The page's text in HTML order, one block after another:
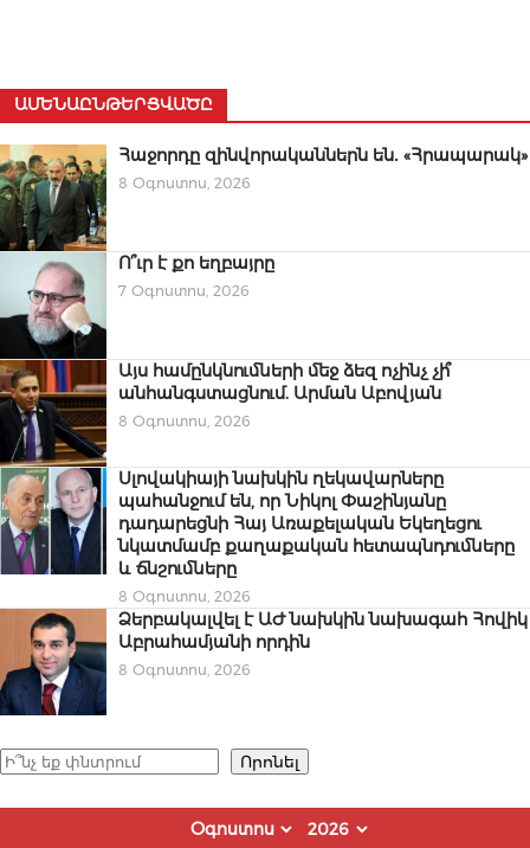
ԱՄԵՆԱԸՆԹԵՐՑՎԱԾԸ
Հաջորդը զինվորականներն են․ «Հրապարակ»
8 Օգոստոս, 2026
Ո՞ւր է քո եղբայրը
7 Օգոստոս, 2026
Այս համընկնումների մեջ ձեզ ոչինչ չի՞
անհանգստացնում. Արման Աբովյան
8 Օգոստոս, 2026
Սլովակիայի նախկին ղեկավարները
պահանջում են, որ Նիկոլ Փաշինյանը
դադարեցնի Հայ Առաքելական Եկեղեցու
նկատմամբ քաղաքական հետապնդումները
և ճնշումները
8 Օգոստոս, 2026
Ձերբակալվել է ԱԺ նախկին նախագահ Հովիկ
Աբրահամյանի որդին
8 Օգոստոս, 2026
Որոնել Որոնել